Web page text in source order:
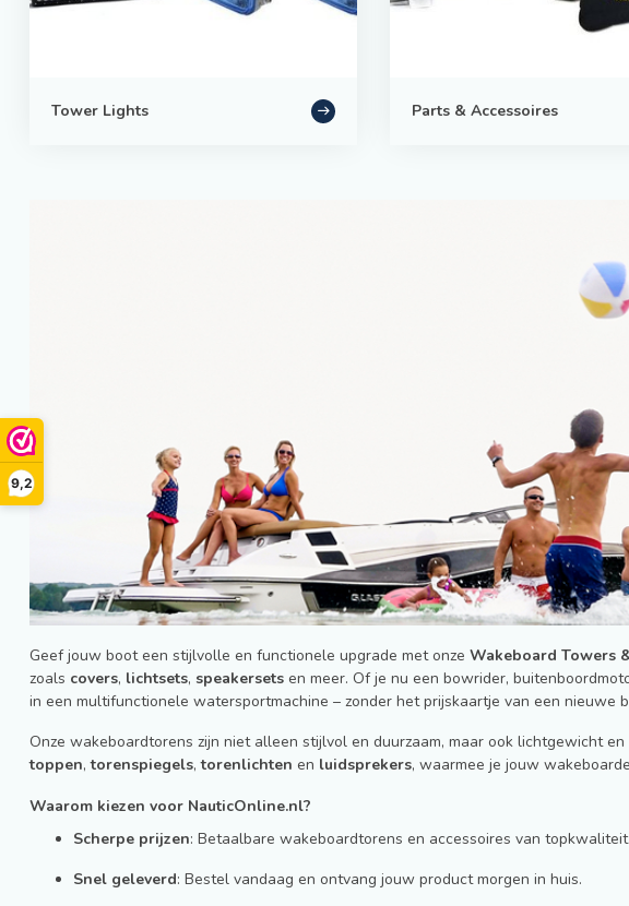
9,2
Tower Lights Parts & Accessoires
Geef jouw boot een stijlvolle en functionele upgrade met onze Wakeboard Towers
zoals covers, lichtsets, speakersets en meer. Of je nu een bowrider,
in een multifunctionele watersportmachine – zonder het prijskaartje van een nieuwe
Onze wakeboardtorens zijn niet alleen stijlvol en duurzaam, maar ook lichtgewicht
toppen,torenspiegels,torenlichten en luidsprekers, waarmee je jouw
Waarom kiezen voor NauticOnline.nl?
Scherpe prijzen: Betaalbare wakeboardtorens en accessoires van topkwaliteit.
Snel geleverd: Bestel vandaag en ontvang jouw product morgen in huis.